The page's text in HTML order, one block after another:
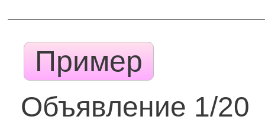
Пример
Объявление 1/20